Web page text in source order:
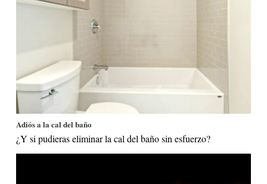
Adiós a la cal del baño
¿Y si pudieras eliminar la cal del baño sin esfuerzo?